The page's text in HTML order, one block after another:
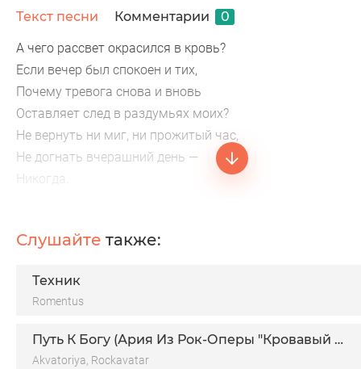
Текст песни Комментарии 0
А чего рассвет окрасился в кровь?
Если вечер был спокоен и тих,
Почему тревога снова и вновь
Оставляет след в раздумьях моих?
Не вернуть ни миг, ни прожитый час,
Не догнать вчерашний день —
Никогда.
И уносит время наши года.
Словно птицы растворяются вдаль.
Слушайте также:
Техник
Romentus
Путь К Богу (Ария Из Рок-Оперы "Кровавый Пульс")
Akvatoriya, Rockavatar